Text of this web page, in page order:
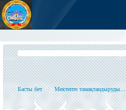
Басты бет Мектепте тамақтандыруды...